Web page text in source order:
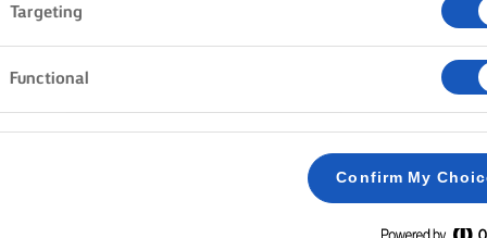
ΜΈΘΟΔΟΣ
Σε ένα μεγάλο τηγάνι, ζεσταίνουμε το μισό
και το μισό κρεμμύδι. Ανακατεύουμε
να βγάζουν υγρά, δυναμώνουμε τη φωτιά και
Targeting
Functional
Confirm My